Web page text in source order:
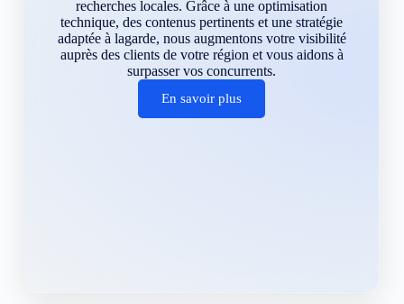
recherches locales. Grâce à une optimisation
technique, des contenus pertinents et une stratégie
adaptée à lagarde, nous augmentons votre visibilité
auprès des clients de votre région et vous aidons à
surpasser vos concurrents.
En savoir plus